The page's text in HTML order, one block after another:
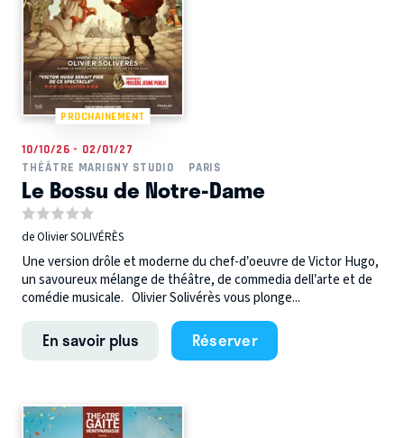
PROCHAINEMENT
10/10/26 - 02/01/27
THÉÂTRE MARIGNY STUDIO
PARIS
Le Bossu de Notre-Dame
de Olivier SOLIVÉRÈS
Une version drôle et moderne du chef-d’oeuvre de Victor Hugo,
un savoureux mélange de théâtre, de commedia dell’arte et de
comédie musicale. Olivier Solivérès vous plonge...
En savoir plus Réserver